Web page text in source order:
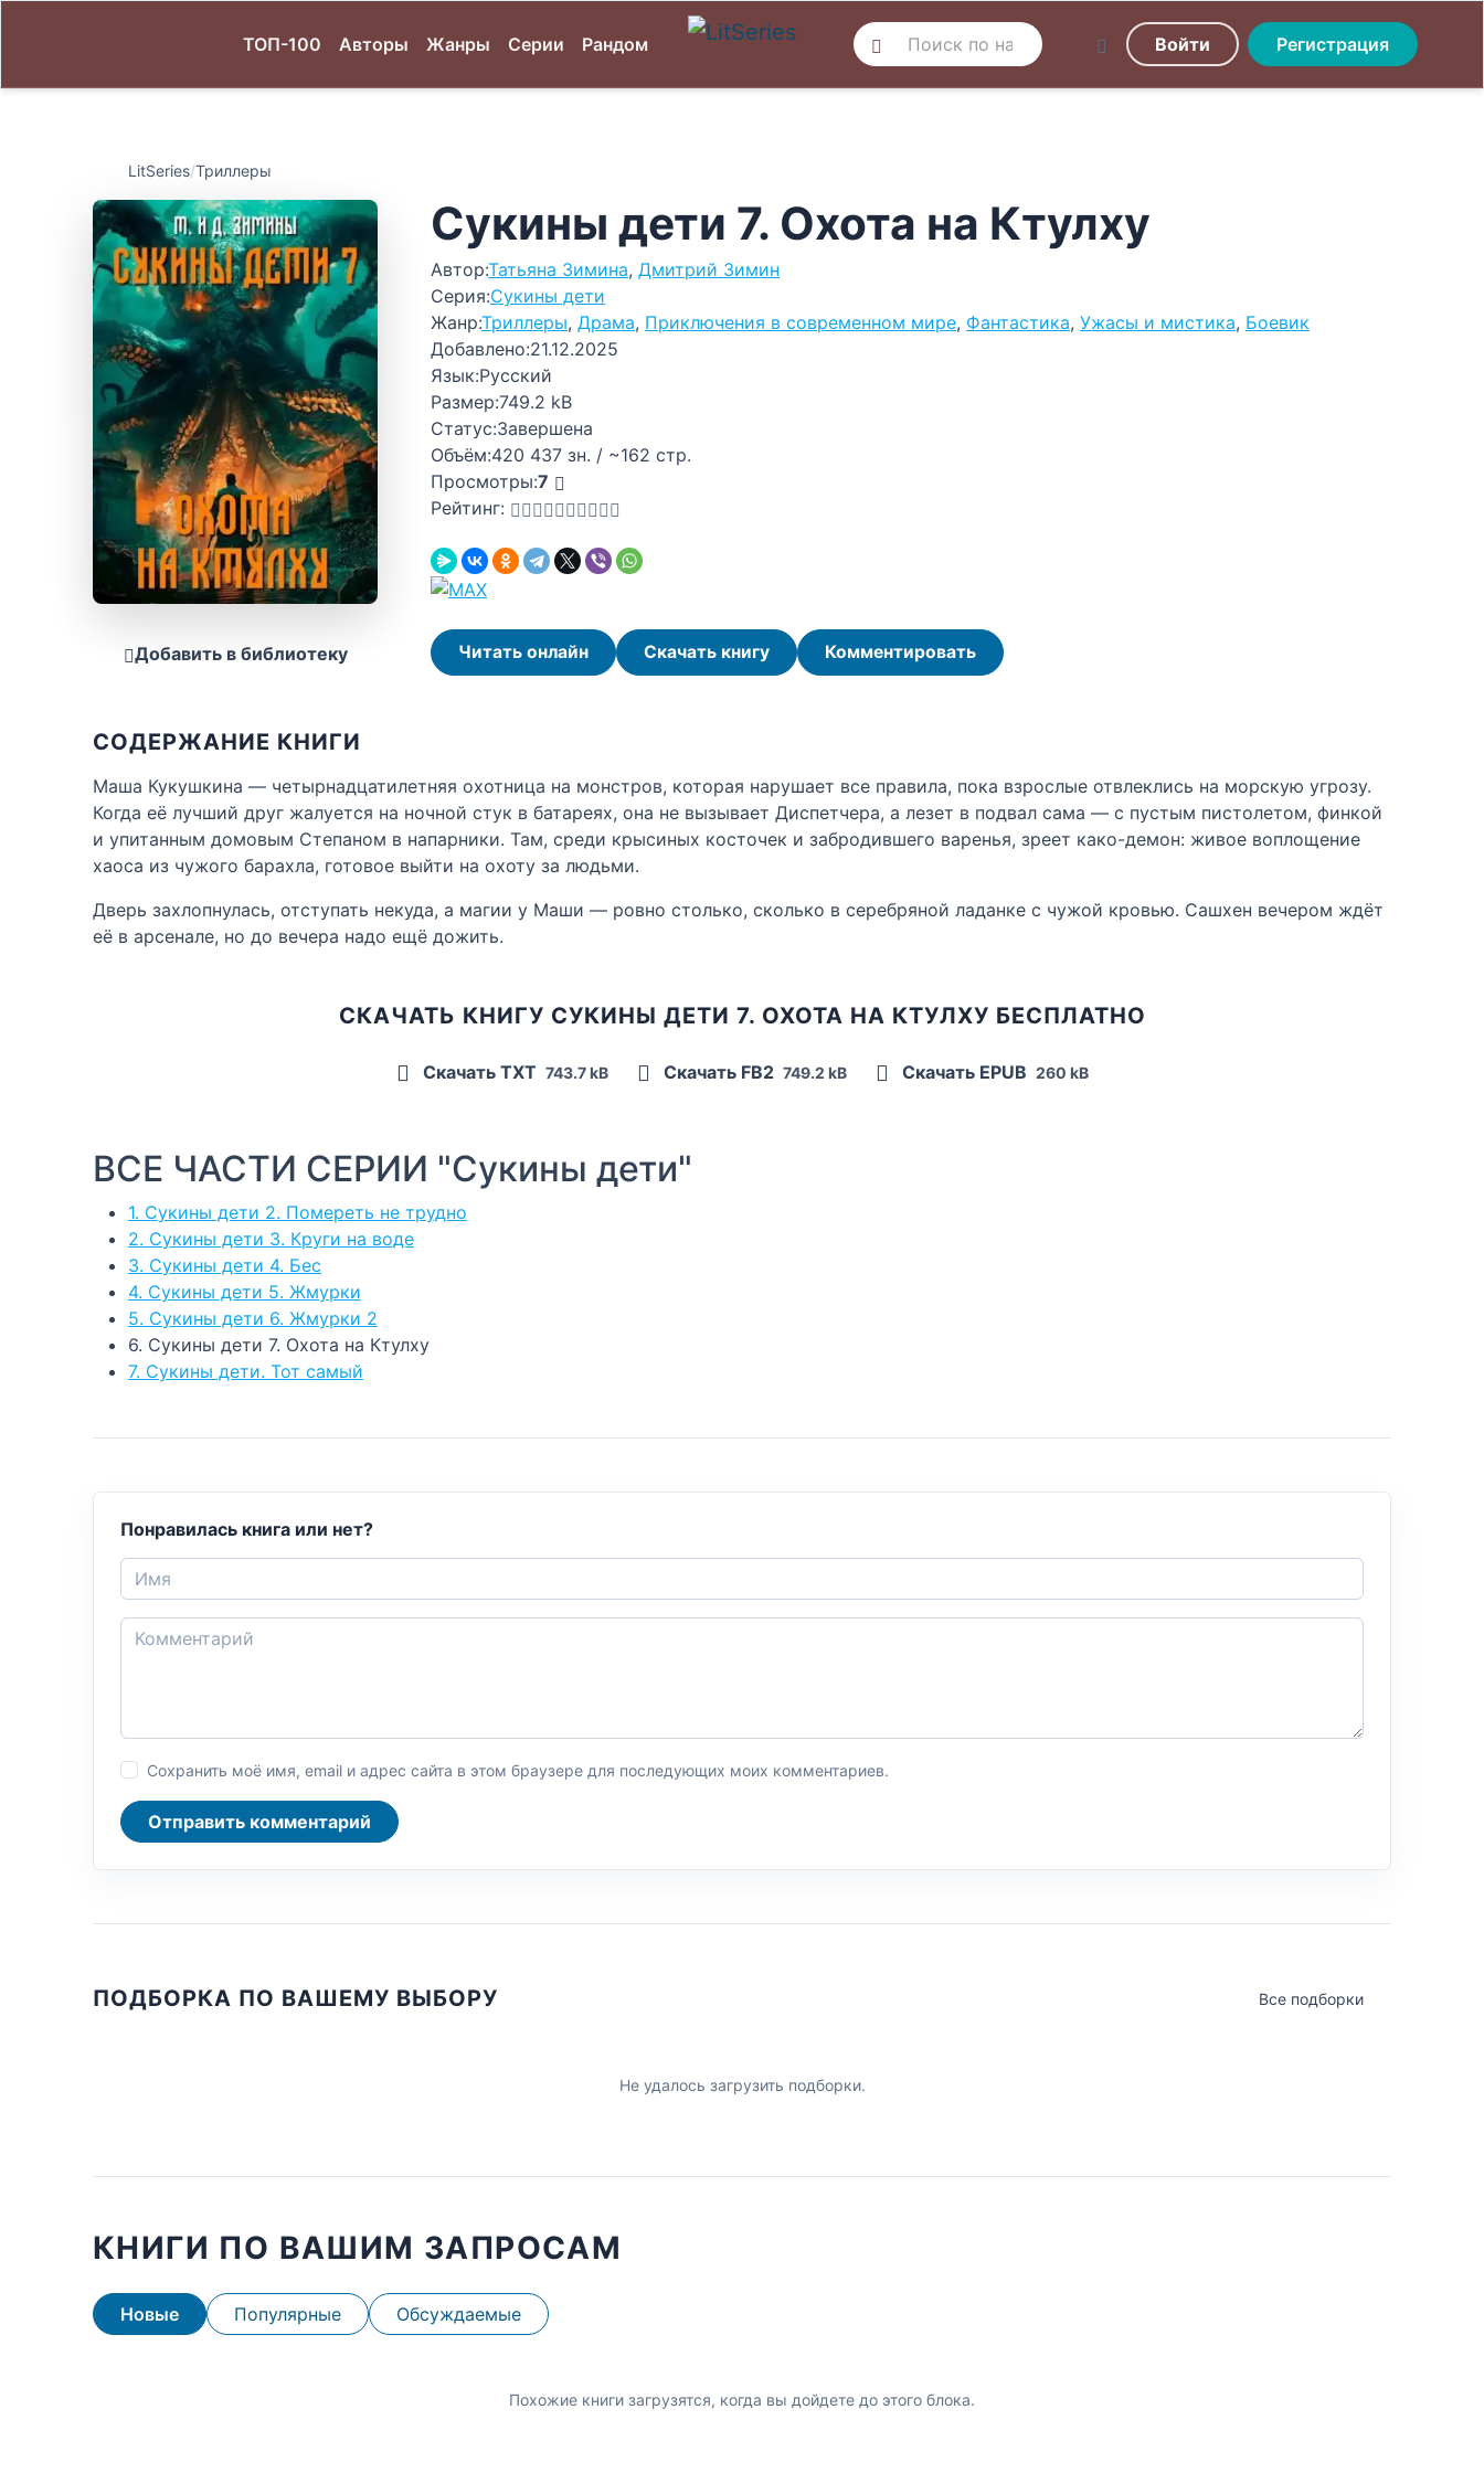
ТОП-100 Авторы Жанры Серии Рандом Войти Регистрация
LitSeries/Триллеры
Добавить в библиотеку
Сукины дети 7. Охота на Ктулху
Автор:Татьяна Зимина, Дмитрий Зимин
Серия:Сукины дети
Жанр:Триллеры, Драма, Приключения в современном мире, Фантастика, Ужасы и мистика, Боевик
Добавлено:21.12.2025
Язык:Русский
Размер:749.2 kB
Статус:Завершена
Объём:420 437 зн. / ~162 стр.
Просмотры:7
Рейтинг:
Читать онлайн Скачать книгу Комментировать
СОДЕРЖАНИЕ КНИГИ
Маша Кукушкина — четырнадцатилетняя охотница на монстров, которая нарушает все правила, пока взрослые отвлеклись на морскую угрозу.
Когда её лучший друг жалуется на ночной стук в батареях, она не вызывает Диспетчера, а лезет в подвал сама — с пустым пистолетом, финкой
и упитанным домовым Степаном в напарники. Там, среди крысиных косточек и забродившего варенья, зреет како-демон: живое воплощение
хаоса из чужого барахла, готовое выйти на охоту за людьми.
Дверь захлопнулась, отступать некуда, а магии у Маши — ровно столько, сколько в серебряной ладанке с чужой кровью. Сашхен вечером ждёт
её в арсенале, но до вечера надо ещё дожить.
СКАЧАТЬ КНИГУ СУКИНЫ ДЕТИ 7. ОХОТА НА КТУЛХУ БЕСПЛАТНО
Скачать TXT 743.7 kB Скачать FB2 749.2 kB Скачать EPUB 260 kB
ВСЕ ЧАСТИ СЕРИИ "Сукины дети"
1. Сукины дети 2. Помереть не трудно
2. Сукины дети 3. Круги на воде
3. Сукины дети 4. Бес
4. Сукины дети 5. Жмурки
5. Сукины дети 6. Жмурки 2
6. Сукины дети 7. Охота на Ктулху
7. Сукины дети. Тот самый
Понравилась книга или нет?
Сохранить моё имя, email и адрес сайта в этом браузере для последующих моих комментариев.
Отправить комментарий
ПОДБОРКА ПО ВАШЕМУ ВЫБОРУ Все подборки
Не удалось загрузить подборки.
КНИГИ ПО ВАШИМ ЗАПРОСАМ
Новые Популярные Обсуждаемые
Похожие книги загрузятся, когда вы дойдете до этого блока.